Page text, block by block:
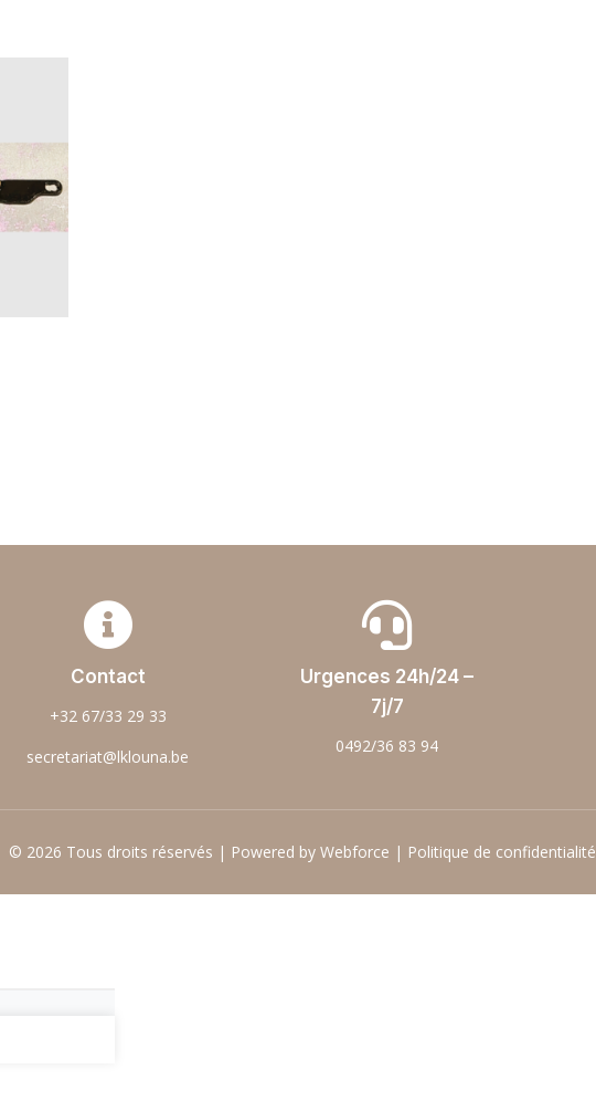

Contact
+32 67/33 29 33
secretariat@lklouna.be

Urgences 24h/24 –
7j/7
0492/36 83 94
© 2026 Tous droits réservés | Powered by Webforce | Politique de confidentialité